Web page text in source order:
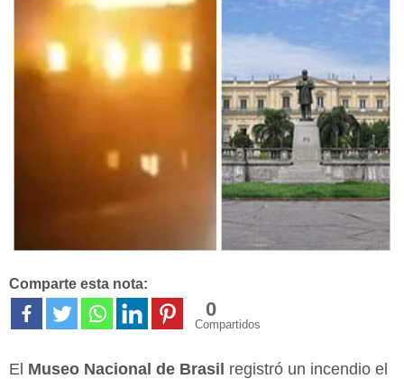
Comparte esta nota:
0
Compartidos
El Museo Nacional de Brasil registró un incendio el